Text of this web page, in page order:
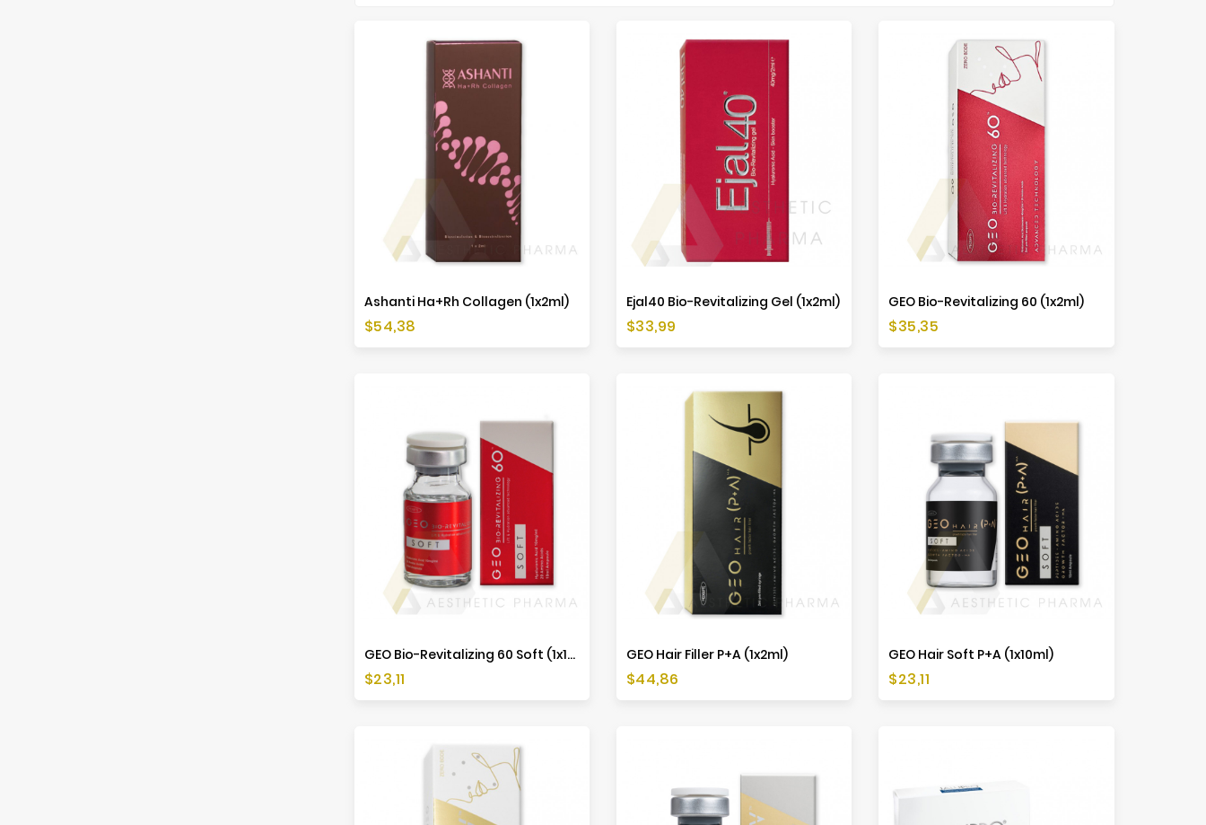
Ashanti Ha+Rh Collagen (1x2ml)
Cena
$54,38
Ejal40 Bio-Revitalizing Gel (1x2ml)
Cena
$33,99
GEO Bio-Revitalizing 60 (1x2ml)
Cena
$35,35
GEO Bio-Revitalizing 60 Soft (1x10ml)
Cena
$23,11
GEO Hair Filler P+A (1x2ml)
Cena
$44,86
GEO Hair Soft P+A (1x10ml)
Cena
$23,11